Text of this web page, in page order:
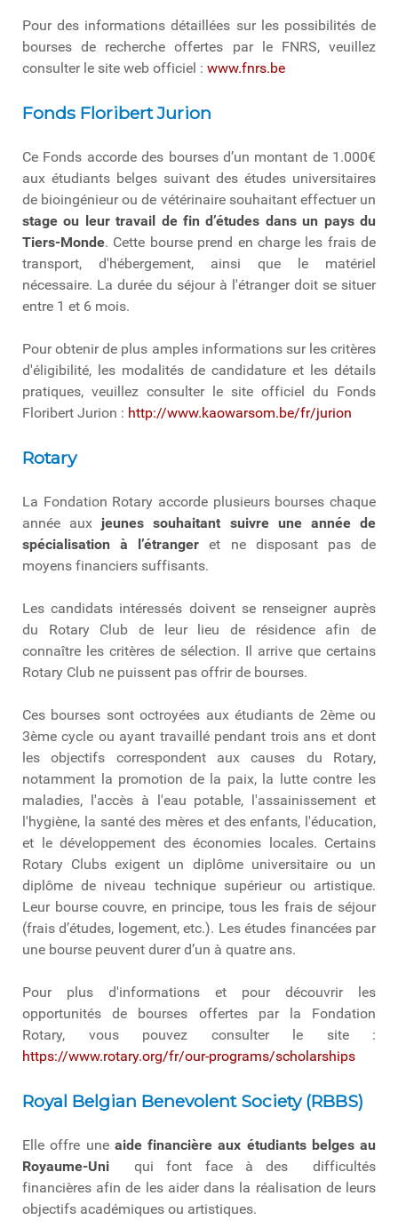
Pour des informations détaillées sur les possibilités de
bourses de recherche offertes par le FNRS, veuillez
consulter le site web officiel : www.fnrs.be
Fonds Floribert Jurion
Ce Fonds accorde des bourses d’un montant de 1.000€
aux étudiants belges suivant des études universitaires
de bioingénieur ou de vétérinaire souhaitant effectuer un
stage ou leur travail de fin d’études dans un pays du
Tiers-Monde. Cette bourse prend en charge les frais de
transport, d'hébergement, ainsi que le matériel
nécessaire. La durée du séjour à l'étranger doit se situer
entre 1 et 6 mois.
Pour obtenir de plus amples informations sur les critères
d'éligibilité, les modalités de candidature et les détails
pratiques, veuillez consulter le site officiel du Fonds
Floribert Jurion : http://www.kaowarsom.be/fr/jurion
Rotary
La Fondation Rotary accorde plusieurs bourses chaque
année aux jeunes souhaitant suivre une année de
spécialisation à l’étranger et ne disposant pas de
moyens financiers suffisants.
Les candidats intéressés doivent se renseigner auprès
du Rotary Club de leur lieu de résidence afin de
connaître les critères de sélection. Il arrive que certains
Rotary Club ne puissent pas offrir de bourses.
Ces bourses sont octroyées aux étudiants de 2ème ou
3ème cycle ou ayant travaillé pendant trois ans et dont
les objectifs correspondent aux causes du Rotary,
notamment la promotion de la paix, la lutte contre les
maladies, l'accès à l'eau potable, l'assainissement et
l'hygiène, la santé des mères et des enfants, l'éducation,
et le développement des économies locales. Certains
Rotary Clubs exigent un diplôme universitaire ou un
diplôme de niveau technique supérieur ou artistique.
Leur bourse couvre, en principe, tous les frais de séjour
(frais d’études, logement, etc.). Les études financées par
une bourse peuvent durer d’un à quatre ans.
Pour plus d'informations et pour découvrir les
opportunités de bourses offertes par la Fondation
Rotary, vous pouvez consulter le site :
https://www.rotary.org/fr/our-programs/scholarships
Royal Belgian Benevolent Society (RBBS)
Elle offre une aide financière aux étudiants belges au
Royaume-Uni qui font face à des difficultés
financières afin de les aider dans la réalisation de leurs
objectifs académiques ou artistiques.